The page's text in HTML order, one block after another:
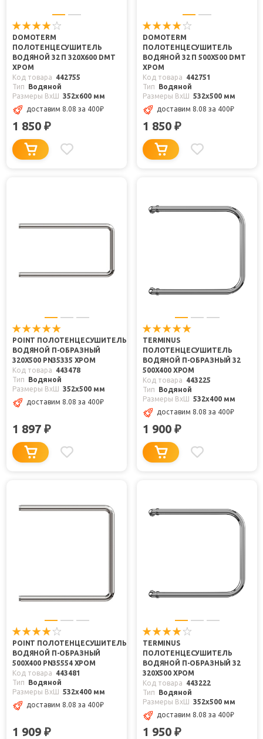
DOMOTERM
ПОЛОТЕНЦЕСУШИТЕЛЬ
ВОДЯНОЙ 32 П 320X600 DMT
ХРОМ
Код товара
442755
Тип
Водяной
Размеры ВxШ 352x600 мм
доставим 8.08 за 400₽
1 850 ₽
DOMOTERM
ПОЛОТЕНЦЕСУШИТЕЛЬ
ВОДЯНОЙ 32 П 500X500 DMT
ХРОМ
Код товара
442751
Тип
Водяной
Размеры ВxШ 532x500 мм
доставим 8.08 за 400₽
1 850 ₽
POINT ПОЛОТЕНЦЕСУШИТЕЛЬ
ВОДЯНОЙ П-ОБРАЗНЫЙ
320X500 PN35335 ХРОМ
Код товара
443478
Тип
Водяной
Размеры ВxШ 352x500 мм
доставим 8.08 за 400₽
1 897 ₽
TERMINUS
ПОЛОТЕНЦЕСУШИТЕЛЬ
ВОДЯНОЙ П-ОБРАЗНЫЙ 32
500X400 ХРОМ
Код товара
443225
Тип
Водяной
Размеры ВxШ 532x400 мм
доставим 8.08 за 400₽
1 900 ₽
POINT ПОЛОТЕНЦЕСУШИТЕЛЬ
ВОДЯНОЙ П-ОБРАЗНЫЙ
500X400 PN35554 ХРОМ
Код товара
443481
Тип
Водяной
Размеры ВxШ 532x400 мм
доставим 8.08 за 400₽
1 909 ₽
TERMINUS
ПОЛОТЕНЦЕСУШИТЕЛЬ
ВОДЯНОЙ П-ОБРАЗНЫЙ 32
320X500 ХРОМ
Код товара
443222
Тип
Водяной
Размеры ВxШ 352x500 мм
доставим 8.08 за 400₽
1 950 ₽